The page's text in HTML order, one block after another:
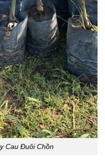
Cau Đuôi Chồn